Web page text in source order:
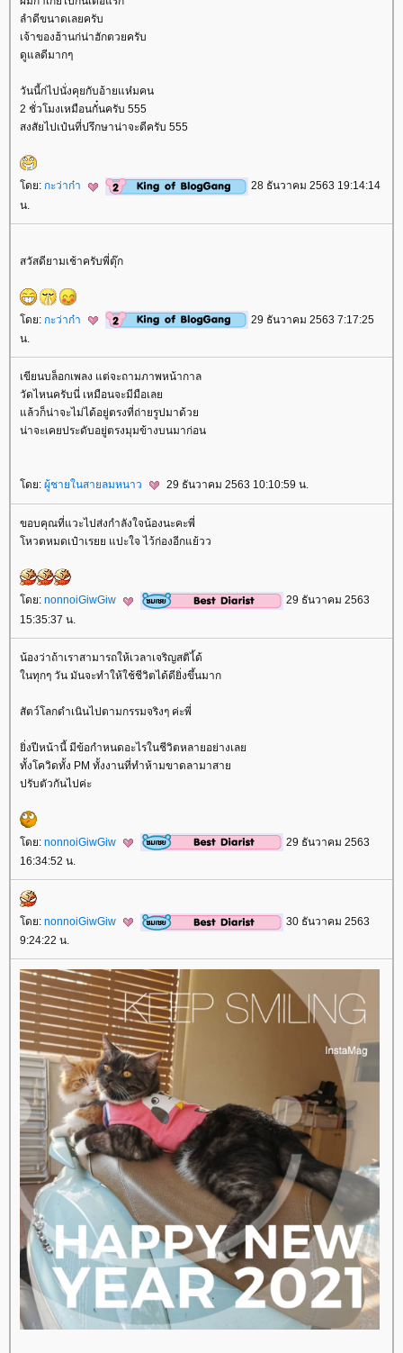
ลำดีขนาดเลยครับ
เจ้าของฮ้านก่น่าฮักตวยครับ
ดูแลดีมากๆ
วันนี้ก่ไปนั่งคุยกับอ้ายแห๋มคน
2 ชั่วโมงเหมือนกั๋นครับ 555
สงสัยไปเป๋นที่ปรึกษาน่าจะดีครับ 555
ดย: กะว่าก๋า
28 ธันวาคม 2563 19:14:14
น.
สวัสดียามเช้าครับพี่ตุ๊ก
ดย: กะว่าก๋า
29 ธันวาคม 2563 7:17:25
น.
เขียนบล็อกเพลง แต่จะถามภาพหน้ากาล
วัดไหนครับนี่ เหมือนจะมีมือเล
ล้วก็น่าจะไม่ได้อยู่ตรงที่ถ่ายรูปมาด้ว
น่าจะเคยประดับอยู่ตรงมุมข้างบนมาก่อน
ดย: ผู้ชายในสายลมหนาว 29 ธันวาคม 2563 10:10:59 น.
ขอบคุณที่แวะไปส่งกำลังใจน้องนะคะพี่
หวตหมดเป๋าเรยย แปะใจ ไว้ก่องอีกแย้วว
ดย: nonnoiGiwGiw
29 ธันวาคม 2563
15:35:37 น.
น้องว่าถ้าเราสามารถให้เวลาเจริญสติไ้ด้
นทุกๆ วัน มันจะทำให้ใช้ชีวิตได้ดียิ่งขึ้นมาก
สัตว์โลกดำเนินไปตามกรรมจริงๆ ค่ะพี่
ิ่งปีหน้านี้ มีข้อกำหนดอะไรในชีวิตหลายอย่างเล
ทั้งโควิดทั้ง PM ทั้งงานที่ทำห้ามขาดลามาสา
ปรับตัวกันไปค่ะ
ดย: nonnoiGiwGiw
29 ธันวาคม 2563
16:34:52 น.
ดย: nonnoiGiwGiw
30 ธันวาคม 2563
9:24:22 น.